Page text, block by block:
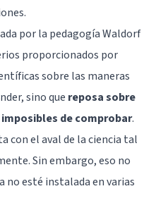
por la pedagogía Waldorf
proporcionados por
sobre las maneras
sino que reposa sobre
de comprobar.
con el aval de la ciencia tal
Sin embargo, eso no
no esté instalada en varias